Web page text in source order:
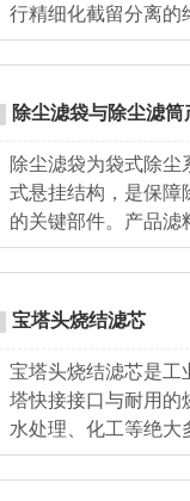
行精细化截留分离的
药、食品加工、纯水
化、工艺品质管控、
为过滤精度可控、运
化工业生产工艺。
除尘滤袋与除尘滤
除尘滤袋为袋式除
式悬挂结构，是保障
的关键部件。产品
附、高耐久的技术准
宝塔头烧结滤芯
宝塔头烧结滤芯是工
塔快接接口与耐用的
水处理、化工等绝大
装*简单、过滤*干
全方位满足工业过滤